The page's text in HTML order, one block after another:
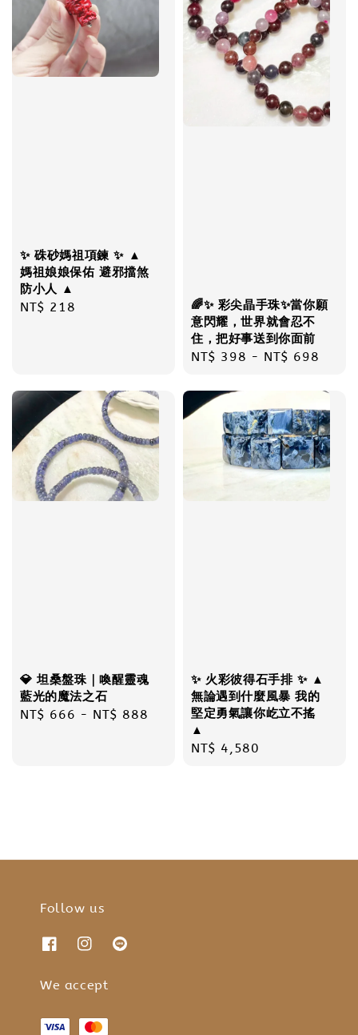
✨ 硃砂媽祖項鍊 ✨ ▲
媽祖娘娘保佑 避邪擋煞
防小人 ▲
Regular
NT$ 218
🌈✨ 彩尖晶手珠✨當你願
意閃耀，世界就會忍不
住，把好事送到你面前
Regular
NT$ 398 - NT$ 698
💎 坦桑盤珠｜喚醒靈魂
藍光的魔法之石
Regular
NT$ 666 - NT$ 888
✨ 火彩彼得石手排 ✨ ▲
無論遇到什麼風暴 我的
堅定勇氣讓你屹立不搖
▲
Regular
NT$ 4,580
Follow us
We accept